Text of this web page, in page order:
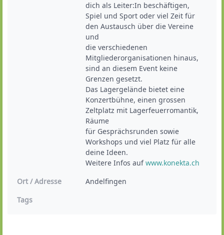
dich als Leiter:In beschäftigen,
Spiel und Sport oder viel Zeit für
den Austausch über die Vereine
und
die verschiedenen
Mitgliederorganisationen hinaus,
sind an diesem Event keine
Grenzen gesetzt.
Das Lagergelände bietet eine
Konzertbühne, einen grossen
Zeltplatz mit Lagerfeuerromantik,
Räume
für Gesprächsrunden sowie
Workshops und viel Platz für alle
deine Ideen.
Weitere Infos auf www.konekta.ch
Ort / Adresse
Andelfingen
Tags